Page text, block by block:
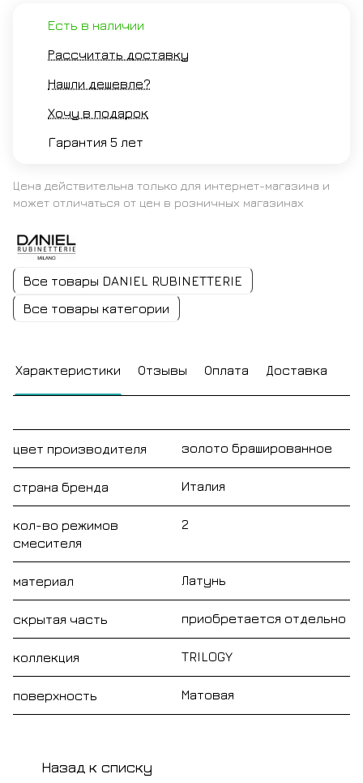
Есть в наличии
Рассчитать доставку
Нашли дешевле?
Хочу в подарок
Гарантия 5 лет
Цена действительна только для интернет-магазина и
может отличаться от цен в розничных магазинах
Все товары DANIEL RUBINETTERIE
Все товары категории
Характеристики Отзывы Оплата Доставка
цвет производителя золото брашированное
страна бренда Италия
кол-во режимов
смесителя
2
материал Латунь
скрытая часть приобретается отдельно
коллекция TRILOGY
поверхность Матовая
Назад к списку